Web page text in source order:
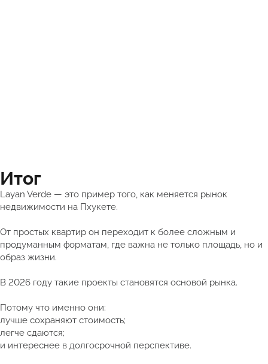
Итог
Layan Verde — это пример того, как меняется рынок
недвижимости на Пхукете.
От простых квартир он переходит к более сложным и
продуманным форматам, где важна не только площадь, но и
образ жизни.
В 2026 году такие проекты становятся основой рынка.
Потому что именно они:
лучше сохраняют стоимость;
легче сдаются;
и интереснее в долгосрочной перспективе.